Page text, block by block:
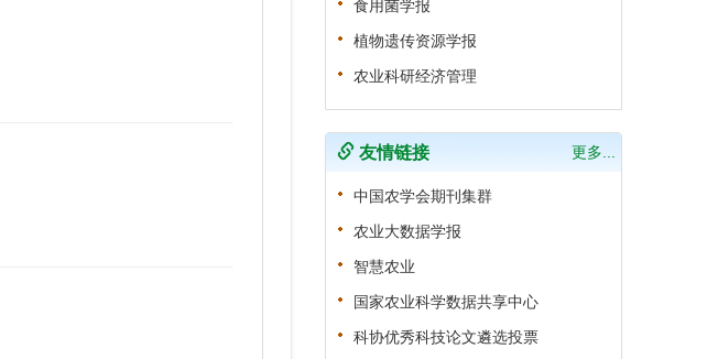
食用菌学报
植物遗传资源学报
农业科研经济管理
友情链接 更多...
中国农学会期刊集群
农业大数据学报
智慧农业
国家农业科学数据共享中心
科协优秀科技论文遴选投票